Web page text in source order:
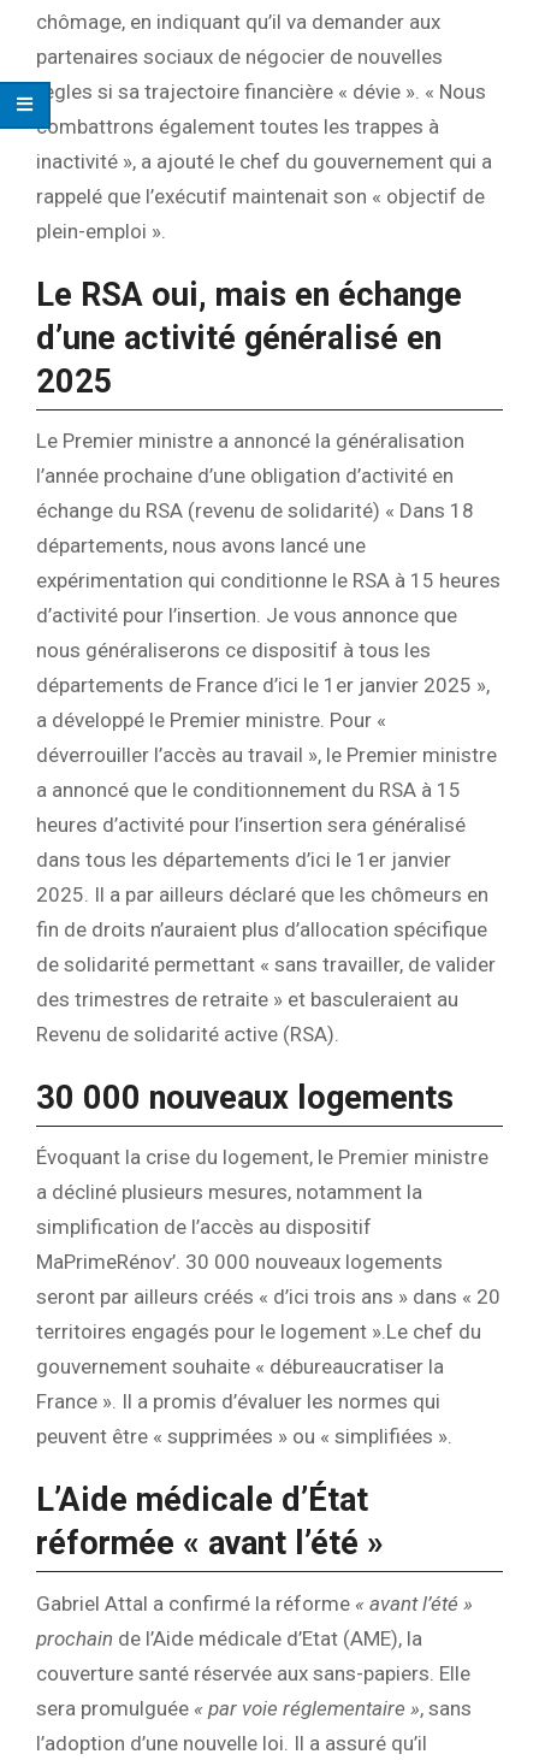
chômage, en indiquant qu’il va demander aux
partenaires sociaux de négocier de nouvelles
règles si sa trajectoire financière « dévie ». « Nous
combattrons également toutes les trappes à
inactivité », a ajouté le chef du gouvernement qui a
rappelé que l’exécutif maintenait son « objectif de
plein-emploi ».
Le RSA oui, mais en échange
d’une activité généralisé en
2025
Le Premier ministre a annoncé la généralisation
l’année prochaine d’une obligation d’activité en
échange du RSA (revenu de solidarité) « Dans 18
départements, nous avons lancé une
expérimentation qui conditionne le RSA à 15 heures
d’activité pour l’insertion. Je vous annonce que
nous généraliserons ce dispositif à tous les
départements de France d’ici le 1er janvier 2025 »,
a développé le Premier ministre. Pour «
déverrouiller l’accès au travail », le Premier ministre
a annoncé que le conditionnement du RSA à 15
heures d’activité pour l’insertion sera généralisé
dans tous les départements d’ici le 1er janvier
2025. Il a par ailleurs déclaré que les chômeurs en
fin de droits n’auraient plus d’allocation spécifique
de solidarité permettant « sans travailler, de valider
des trimestres de retraite » et basculeraient au
Revenu de solidarité active (RSA).
30 000 nouveaux logements
Évoquant la crise du logement, le Premier ministre
a décliné plusieurs mesures, notamment la
simplification de l’accès au dispositif
MaPrimeRénov’. 30 000 nouveaux logements
seront par ailleurs créés « d’ici trois ans » dans « 20
territoires engagés pour le logement ».Le chef du
gouvernement souhaite « débureaucratiser la
France ». Il a promis d’évaluer les normes qui
peuvent être « supprimées » ou « simplifiées ».
L’Aide médicale d’État
réformée « avant l’été »
Gabriel Attal a confirmé la réforme « avant l’été »
prochain de l’Aide médicale d’Etat (AME), la
couverture santé réservée aux sans-papiers. Elle
sera promulguée « par voie réglementaire », sans
l’adoption d’une nouvelle loi. Il a assuré qu’il